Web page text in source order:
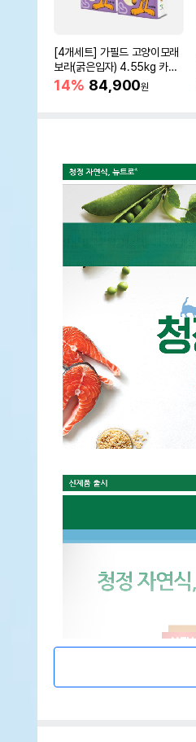
[4개세트] 가필드 고양이모래
보라(굵은입자) 4.55kg 카사
바모래
14% 84,900원